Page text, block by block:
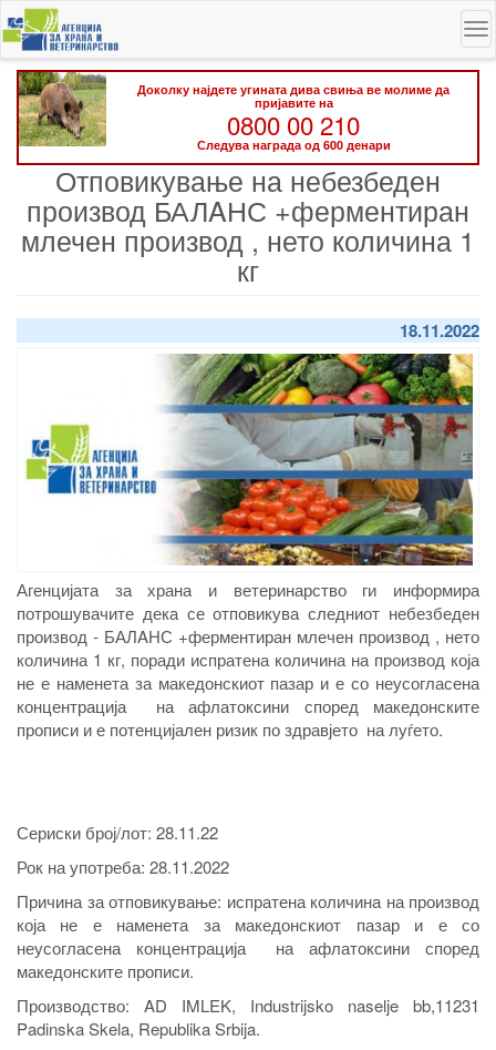
Skip
to
main
content
Доколку најдете угината дива свиња ве молиме да
пријавите на
0800 00 210
Следува награда од 600 денари
Отповикување на небезбеден
производ БАЛAНС +ферментиран
млечен производ , нето количина 1
кг
18.11.2022
Агенцијата за храна и ветеринарство ги информира
потрошувачите дека се отповикува следниот небезбеден
производ - БАЛAНС +ферментиран млечен производ , нето
количина 1 кг, поради испратена количина на производ која
не е наменета за македонскиот пазар и е со неусогласена
концентрација на афлатоксини според македонските
прописи и е потенцијален ризик по здравјето на луѓето.
Сериски број/лот: 28.11.22
Рок на употреба: 28.11.2022
Причина за отповикување: испратена количина на производ
која не е наменета за македонскиот пазар и е со
неусогласена концентрација на афлатоксини според
македонските прописи.
Производство: AD IMLEK, Industrijsko naselje bb,11231
Padinska Skela, Republika Srbija.